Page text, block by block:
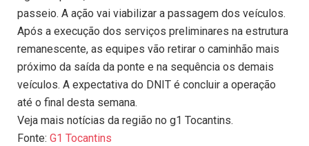
passeio. A ação vai viabilizar a passagem dos veículos.
Após a execução dos serviços preliminares na estrutura
remanescente, as equipes vão retirar o caminhão mais
próximo da saída da ponte e na sequência os demais
veículos. A expectativa do DNIT é concluir a operação
até o final desta semana.
Veja mais notícias da região no g1 Tocantins.
Fonte: G1 Tocantins